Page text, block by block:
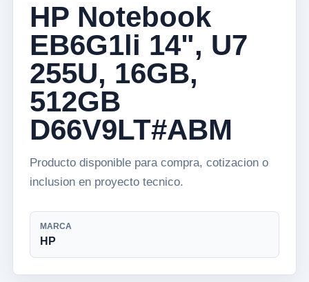
HP Notebook
EB6G1li 14", U7
255U, 16GB,
512GB
D66V9LT#ABM
Producto disponible para compra, cotizacion o
inclusion en proyecto tecnico.
MARCA
HP